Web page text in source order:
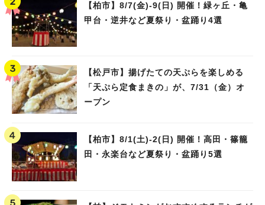
【柏市】8/7(金)‐9(日) 開催！緑ヶ丘・亀
甲台・逆井など夏祭り・盆踊り4選
【松戸市】揚げたての天ぷらを楽しめる
「天ぷら定食まきの」が、7/31（金）オ
ープン
【柏市】8/1(土)‐2(日) 開催！高田・篠籠
田・永楽台など夏祭り・盆踊り5選